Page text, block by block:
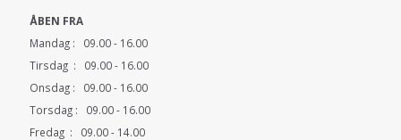
ÅBEN FRA
Mandag : 09.00 - 16.00
Tirsdag : 09.00 - 16.00
Onsdag : 09.00 - 16.00
Torsdag : 09.00 - 16.00
Fredag : 09.00 - 14.00